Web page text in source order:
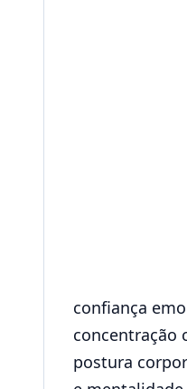
confiança
concentração
postura